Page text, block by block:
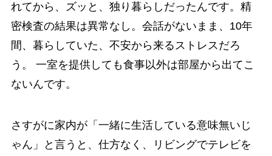
れてから、ズッと、独り暮らしだったんです。精
密検査の結果は異常なし。会話がないまま、10年
間、暮らしていた、不安から来るストレスだろ
う。 一室を提供しても食事以外は部屋から出てこ
ないんです。
さすがに家内が「一緒に生活している意味無いじ
ゃん」と言うと、仕方なく、リビングでテレビを